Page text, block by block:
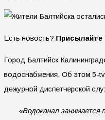
Есть новость? Присылайте
Город Балтийск
водоснабжения. Об этом 5-
дежурной диспетчерской
«Водоканал занимается